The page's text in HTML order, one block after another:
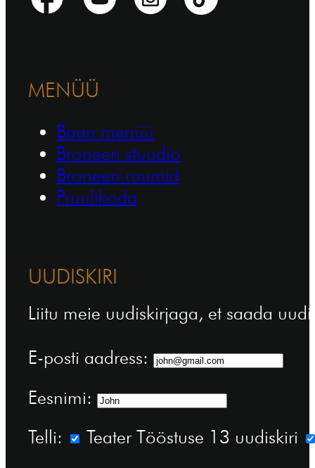
MENÜÜ
Baari menüü
Broneeri stuudio
Broneeri ruumid
Pruulikoda
UUDISKIRI
Liitu meie uudiskirjaga, et saada
E-posti aadress:
Eesnimi:
Telli:
Teater Tööstuse 13 uudiskiri